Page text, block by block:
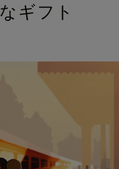
ギフト